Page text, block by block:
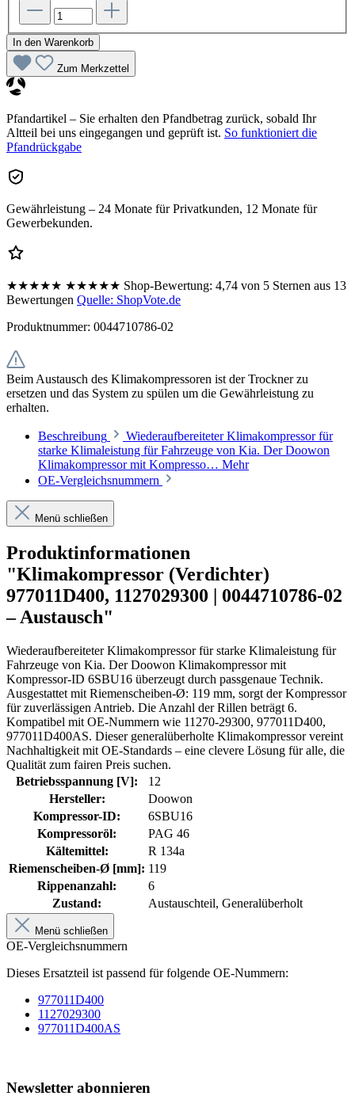
In den Warenkorb
Zum Merkzettel
Pfandartikel – Sie erhalten den Pfandbetrag zurück, sobald Ihr
Altteil bei uns eingegangen und geprüft ist. So funktioniert die
Pfandrückgabe
Gewährleistung – 24 Monate für Privatkunden, 12 Monate für
Gewerbekunden.
★★★★★ ★★★★★ Shop-Bewertung: 4,74 von 5 Sternen aus 13
Bewertungen Quelle: ShopVote.de
Produktnummer: 0044710786-02
Beim Austausch des Klimakompressoren ist der Trockner zu
ersetzen und das System zu spülen um die Gewährleistung zu
erhalten.
Beschreibung
Wiederaufbereiteter Klimakompressor für
starke Klimaleistung für Fahrzeuge von Kia. Der Doowon
Klimakompressor mit Kompresso… Mehr
OE-Vergleichsnummern
Menü schließen
Produktinformationen
"Klimakompressor (Verdichter)
977011D400, 1127029300 | 0044710786-02
– Austausch"
Wiederaufbereiteter Klimakompressor für starke Klimaleistung für
Fahrzeuge von Kia. Der Doowon Klimakompressor mit
Kompressor-ID 6SBU16 überzeugt durch passgenaue Technik.
Ausgestattet mit Riemenscheiben-Ø: 119 mm, sorgt der Kompressor
für zuverlässigen Antrieb. Die Anzahl der Rillen beträgt 6.
Kompatibel mit OE-Nummern wie 11270-29300, 977011D400,
977011D400AS. Dieser generalüberholte Klimakompressor vereint
Nachhaltigkeit mit OE-Standards – eine clevere Lösung für alle, die
Qualität zum fairen Preis suchen.
Betriebsspannung [V]:
12
Hersteller:
Doowon
Kompressor-ID:
6SBU16
Kompressoröl:
PAG 46
Kältemittel:
R 134a
Riemenscheiben-Ø [mm]: 119
Rippenanzahl:
6
Zustand:
Austauschteil, Generalüberholt
Menü schließen
OE-Vergleichsnummern
Dieses Ersatzteil ist passend für folgende OE-Nummern:
977011D400
1127029300
977011D400AS
Newsletter abonnieren